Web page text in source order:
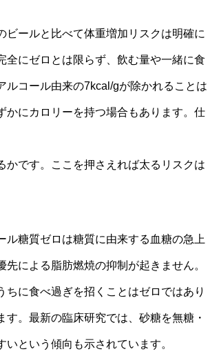
ールと比べて体重増加リスクは明確に
にゼロとは限らず、飲む量や一緒に食
コール由来の7kcal/gが除かれることは
かにカロリーを持つ場合もあります。仕
です。ここを押さえれば太るリスクは
糖質ゼロは糖質に由来する血糖の急上
による脂肪燃焼の抑制が起きません。
に食べ過ぎを招くことはゼロではあり
。最新の臨床研究では、砂糖を無糖・
という傾向も示されています。